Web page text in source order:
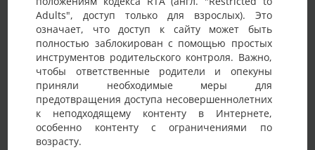
Adults", доступ только для взрослых). Это
означает, что доступ к сайту может быть
полностью заблокирован с помощью простых
инструментов родительского контроля. Важно,
чтобы ответственные родители и опекуны
приняли необходимые меры для
предотвращения доступа несовершеннолетних
к неподходящему контенту в Интернете,
особенно контенту с ограничениями по
возрасту.
Детали анкеты
Имя на сайте
Andru
Возраст
40-45 лет
Страна
Украина
Город Львов